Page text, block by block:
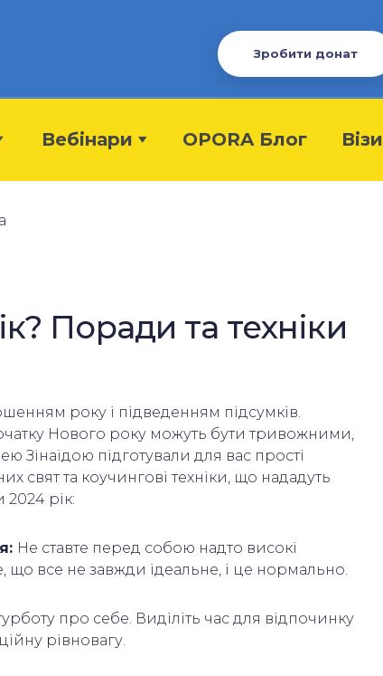
Зробити донат
Вебінари OPORA Блог Візи
Поради та техніки
року і підведенням підсумків.
Нового року можуть бути тривожними,
підготували для вас прості
та коучингові техніки, що нададуть
рік:
Не ставте перед собою надто високі
що все не завжди ідеальне, і це нормально.
про себе. Виділіть час для відпочинку
рівновагу.